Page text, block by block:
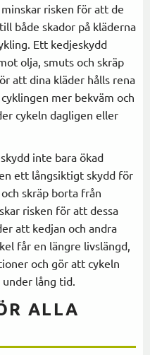
risken för att de
både skador på kläderna
Ett kedjeskydd
olja, smuts och skräp
att dina kläder hålls rena
mer bekväm och
cykeln dagligen eller
inte bara ökad
ett långsiktigt skydd för
skräp borta från
risken för att dessa
att kedjan och andra
får en längre livslängd,
och gör att cykeln
lång tid.
ALLA